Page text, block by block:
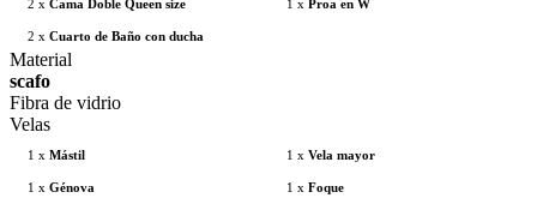
2 x Cama Doble Queen size 1 x Proa en W
2 x Cuarto de Baño con ducha
Material
scafo
Fibra de vidrio
Velas
1 x Mástil 1 x Vela mayor
1 x Génova 1 x Foque